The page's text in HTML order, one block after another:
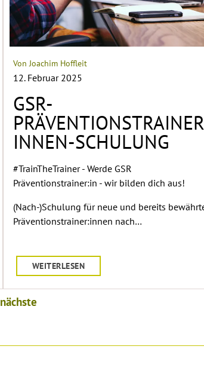
Von Joachim Hoffleit
12. Februar 2025
GSR-
INNEN-SCHULUNG
#TrainTheTrainer - Werde GSR
Präventionstrainer:in - wir bilden dich aus!
(Nach-)Schulung für neue und bereits
Präventionstrainer:innen nach…
WEITERLESEN
nächste